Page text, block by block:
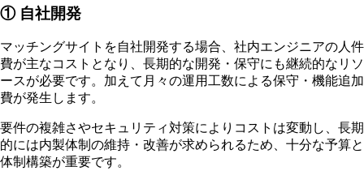
① 自社開発
マッチングサイトを自社開発する場合、社内エンジニアの人件
費が主なコストとなり、長期的な開発・保守にも継続的なリソ
ースが必要です。加えて月々の運用工数による保守・機能追加
費が発生します。
要件の複雑さやセキュリティ対策によりコストは変動し、長期
的には内製体制の維持・改善が求められるため、十分な予算と
体制構築が重要です。